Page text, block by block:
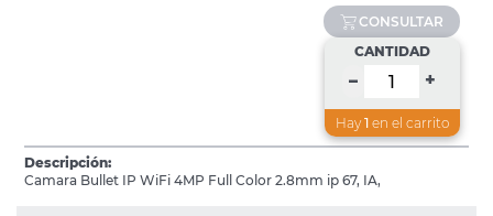
CONSULTAR
CANTIDAD
– +
Hay 1en el carrito
Descripción:
Camara Bullet IP WiFi 4MP Full Color 2.8mm ip 67, IA,